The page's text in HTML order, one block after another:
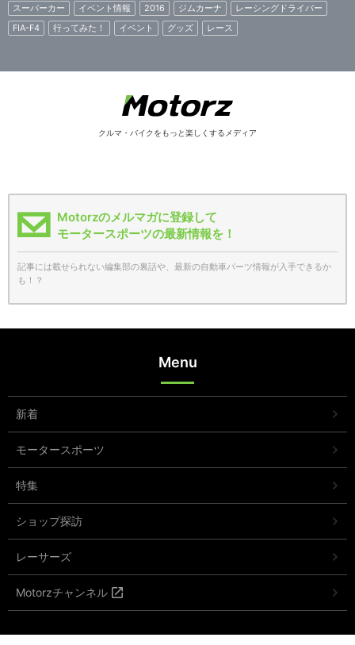
スーパーカー
イベント情報 2016 ジムカーナ
レーシングドライバー
FIA-F4
行ってみた！ イベント グッズ レース
クルマ・バイクをもっと楽しくするメディア
Motorzのメルマガに登録して
モータースポーツの最新情報を！
記事には載せられない編集部の裏話や、最新の自動車パーツ情報が入手できるか
も！？
Menu
新着
モータースポーツ
特集
ショップ探訪
レーサーズ
Motorzチャンネル